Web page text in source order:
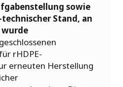
sowie
Stand, an
rHDPE-
erneuten Herstellung